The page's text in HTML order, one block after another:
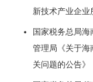
新技术产业企业
国家税务总局
管理局《关于海
关问题的公告》